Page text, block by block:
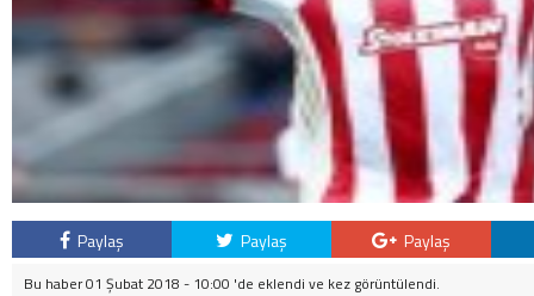
Paylaş Paylaş Paylaş
Bu haber 01 Şubat 2018 - 10:00 'de eklendi ve kez görüntülendi.